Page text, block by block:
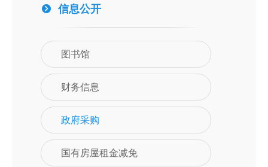
信息公开
图书馆
财务信息
政府采购
国有房屋租金减免